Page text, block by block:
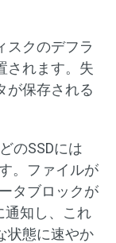
スクのデフラ
されます。失
が保存される
のSSDには
。ファイルが
タブロックが
通知し、これ
状態に速やか